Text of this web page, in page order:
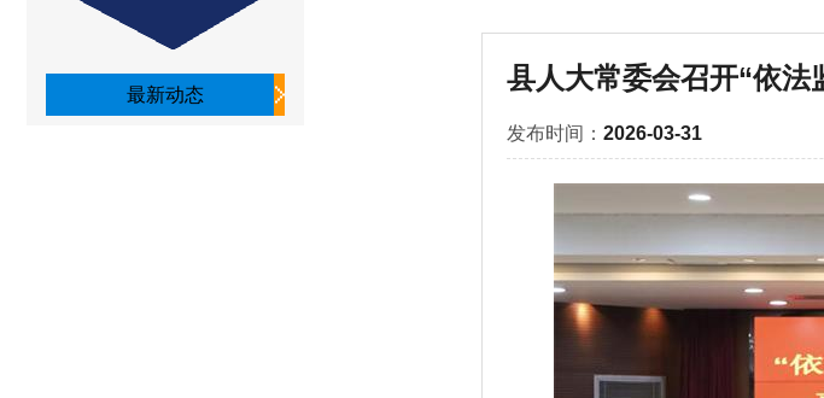
最新动态
县人大常委会召开“依
发布时间： 2026-03-31